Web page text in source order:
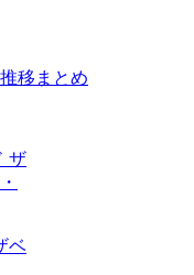
移まとめ
ベ